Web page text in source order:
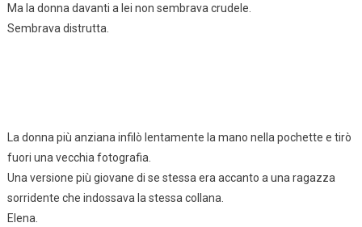
Ma la donna davanti a lei non sembrava crudele.
Sembrava distrutta.
La donna più anziana infilò lentamente la mano nella pochette e tirò
fuori una vecchia fotografia.
Una versione più giovane di se stessa era accanto a una ragazza
sorridente che indossava la stessa collana.
Elena.